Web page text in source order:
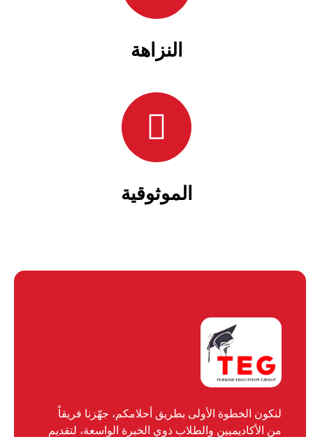
النزاهة
الموثوقية
لنكون الخطوة الأولى بطريق أحلامكم، جهّزنا فريقاً
من الأكاديميين والطلاب ذوي الخبرة الواسعة، لتقديم